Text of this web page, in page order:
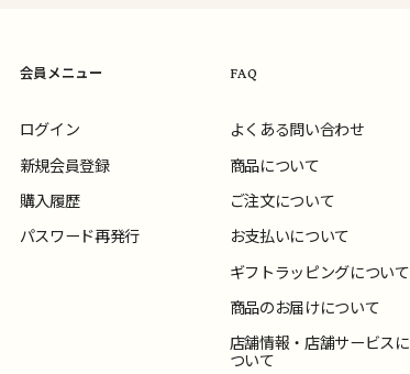
会員メニュー
ログイン
新規会員登録
購入履歴
パスワード再発行
FAQ
よくある問い合わせ
商品について
ご注文について
お支払いについて
ギフトラッピングについて
商品のお届けについて
店舗情報・店舗サービスに
ついて